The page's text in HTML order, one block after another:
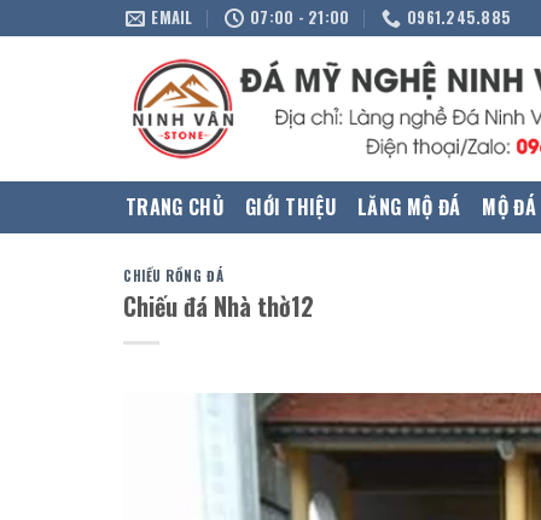
EMAIL 07:00 - 21:00 0961.245.885
TRANG CHỦ GIỚI THIỆU LĂNG MỘ ĐÁ MỘ
CHIẾU RỒNG ĐÁ
Chiếu đá Nhà thờ12